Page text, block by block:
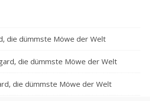
die dümmste Möwe der Welt
die dümmste Möwe der Welt
die dümmste Möwe der Welt